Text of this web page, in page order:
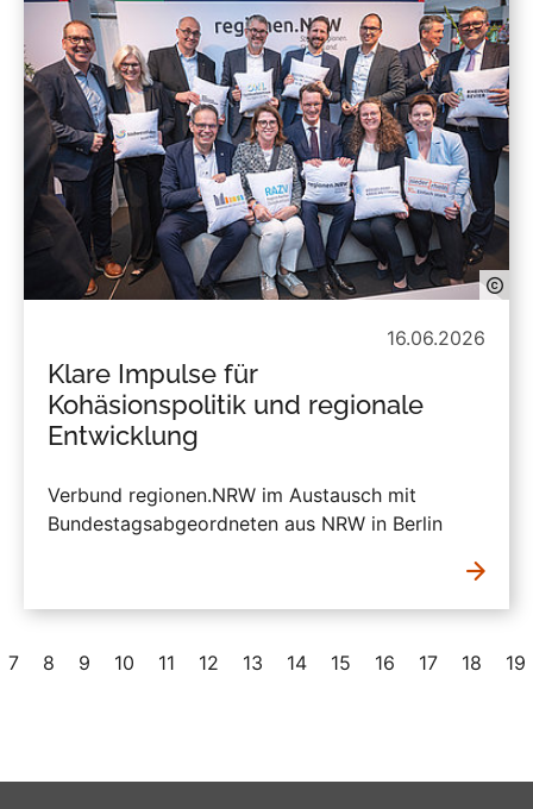
16.06.2026
Klare Impulse für
Kohäsionspolitik und regionale
Entwicklung
Verbund regionen.NRW im Austausch mit
Bundestagsabgeordneten aus NRW in Berlin
7 8 9 10 11 12 13 14 15 16 17 18 19